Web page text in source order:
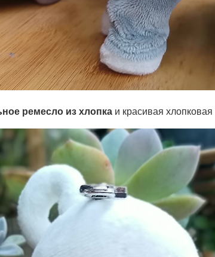
ремесло из хлопка и красивая хлопковая